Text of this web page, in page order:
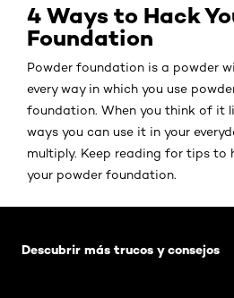
4 Ways to Hack
Foundation
Powder foundation is a powder
every way in which you use
foundation. When you think of it
ways you can use it in your
multiply. Keep reading for tips to
your powder foundation.
Descubrir más trucos y consejos